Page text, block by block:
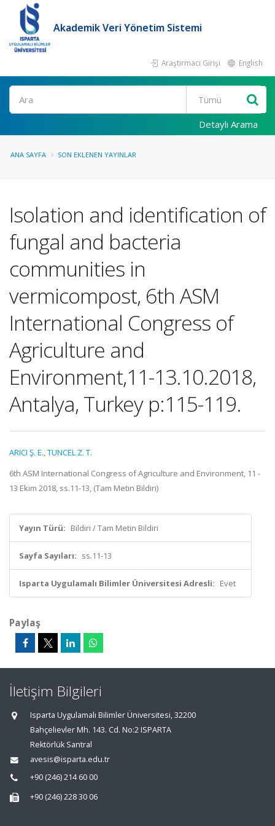
Akademik Veri Yönetim Sistemi
Araştırmacı Girişi English
Ara
Detaylı Arama
ANA SAYFA SON EKLENEN YAYINLAR
Isolation and identification of
fungal and bacteria
communities in
vermicompost, 6th ASM
International Congress of
Agriculture and
Environment,11-13.10.2018,
Antalya, Turkey p:115-119.
ARICI Ş. E.,TUNCEL Z. T.
6th ASM International Congress of Agriculture and Environment, 11 -
13 Ekim 2018, ss.11-13, (Tam Metin Bildiri)
Yayın Türü: Bildiri / Tam Metin Bildiri
Sayfa Sayıları: ss.11-13
Isparta Uygulamalı Bilimler Üniversitesi Adresli: Evet
Paylaş
İletişim Bilgileri
Isparta Uygulamalı Bilimler Üniversitesi, 32200
Bahçelievler Mh. 143. Cd. No:2 ISPARTA
Rektörlük Santral
avesis@isparta.edu.tr
+90 (246) 214 60 00
+90 (246) 228 30 06